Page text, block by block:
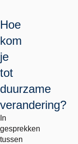
Hoe
kom
je
tot
duurzame
verandering?
In
gesprekken
tussen